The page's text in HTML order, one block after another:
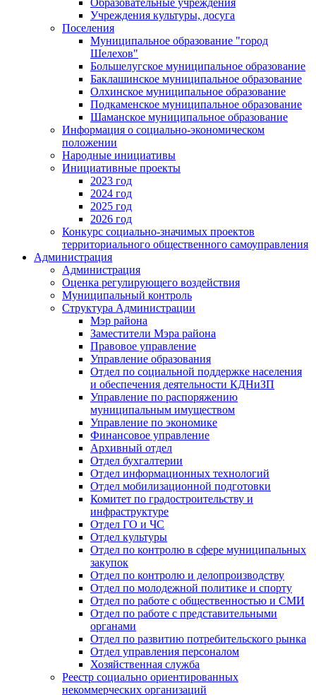
Учреждения культуры, досуга
Поселения
Муниципальное образование "город
Шелехов"
Большелугское муниципальное образование
Баклашинское муниципальное образование
Олхинское муниципальное образование
Подкаменское муниципальное образование
Шаманское муниципальное образование
Информация о социально-экономическом
положении
Народные инициативы
Инициативные проекты
2023 год
2024 год
2025 год
2026 год
Конкурс социально-значимых проектов
территориального общественного самоуправления
Администрация
Администрация
Оценка регулирующего воздействия
Муниципальный контроль
Структура Администрации
Мэр района
Заместители Мэра района
Правовое управление
Управление образования
Отдел по социальной поддержке населения
и обеспечения деятельности КДНиЗП
Управление по распоряжению
муниципальным имуществом
Управление по экономике
Финансовое управление
Архивный отдел
Отдел бухгалтерии
Отдел информационных технологий
Отдел мобилизационной подготовки
Комитет по градостроительству и
инфраструктуре
Отдел ГО и ЧС
Отдел культуры
Отдел по контролю в сфере муниципальных
закупок
Отдел по контролю и делопроизводству
Отдел по молодежной политике и спорту
Отдел по работе с общественностью и СМИ
Отдел по работе с представительными
органами
Отдел по развитию потребительского рынка
Отдел управления персоналом
Хозяйственная служба
Реестр социально ориентированных
некоммерческих организаций